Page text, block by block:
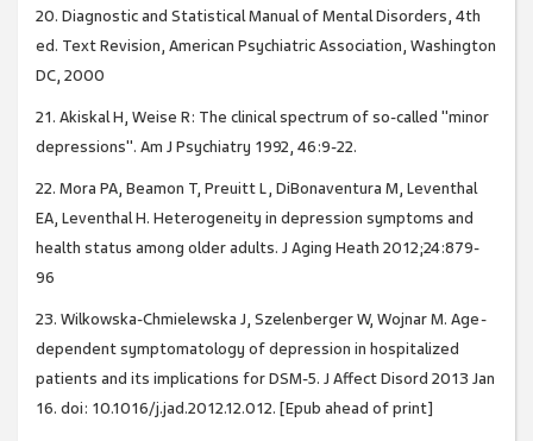
20. Diagnostic and Statistical Manual of Mental Disorders, 4th
ed. Text Revision, American Psychiatric Association, Washington
DC, 2000
21. Akiskal H, Weise R: The clinical spectrum of so-called "minor
depressions". Am J Psychiatry 1992, 46:9-22.
22. Mora PA, Beamon T, Preuitt L, DiBonaventura M, Leventhal
EA, Leventhal H. Heterogeneity in depression symptoms and
health status among older adults. J Aging Heath 2012;24:879-
96
23. Wilkowska-Chmielewska J, Szelenberger W, Wojnar M. Age-
dependent symptomatology of depression in hospitalized
patients and its implications for DSM-5. J Affect Disord 2013 Jan
16. doi: 10.1016/j.jad.2012.12.012. [Epub ahead of print]